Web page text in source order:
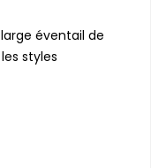
éventail de
styles